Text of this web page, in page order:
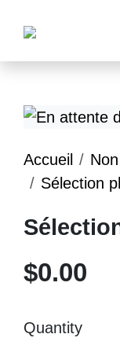
Accueil
Sélection
$0.00
Quantity